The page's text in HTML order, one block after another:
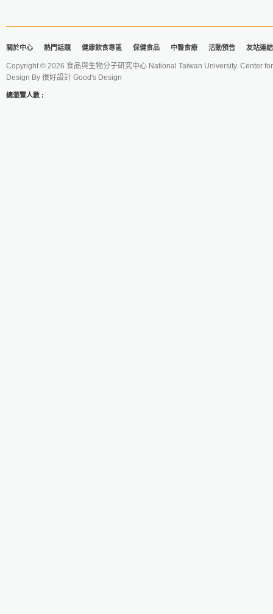
關於中心 熱門話題 健康飲食專區 保健食品 中醫食療 活動預告 友站連結
Copyright © 2026 食品與生物分子研究中心 National Taiwan University. Center
Design By 很好設計 Good's Design
總瀏覽人數 :